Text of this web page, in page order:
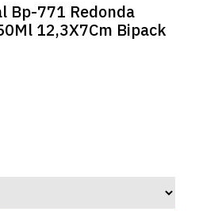
Bp-771 Redonda
12,3X7Cm Bipack